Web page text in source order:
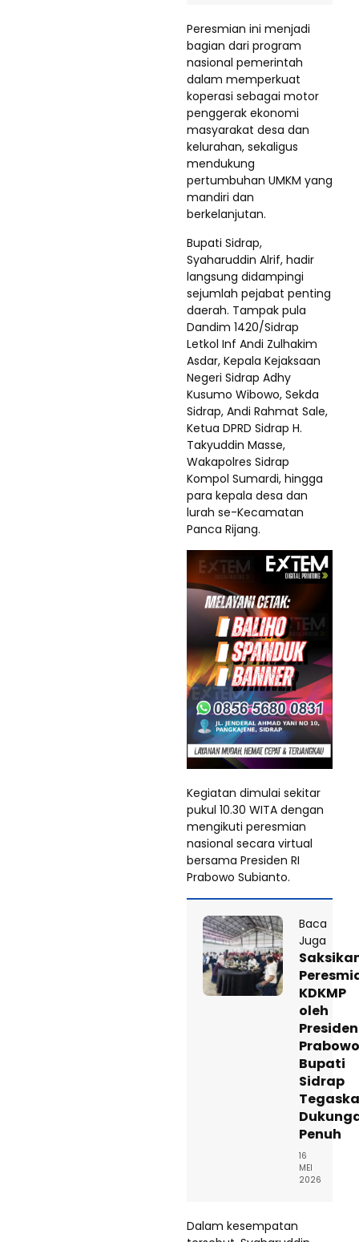
Peresmian ini menjadi
bagian dari program
nasional pemerintah
dalam memperkuat
koperasi sebagai motor
penggerak ekonomi
masyarakat desa dan
kelurahan, sekaligus
mendukung
pertumbuhan UMKM yang
mandiri dan
berkelanjutan.
Bupati Sidrap,
Syaharuddin Alrif, hadir
langsung didampingi
sejumlah pejabat penting
daerah. Tampak pula
Dandim 1420/Sidrap
Letkol Inf Andi Zulhakim
Asdar, Kepala Kejaksaan
Negeri Sidrap Adhy
Kusumo Wibowo, Sekda
Sidrap, Andi Rahmat Sale,
Ketua DPRD Sidrap H.
Takyuddin Masse,
Wakapolres Sidrap
Kompol Sumardi, hingga
para kepala desa dan
lurah se-Kecamatan
Panca Rijang.
Kegiatan dimulai sekitar
pukul 10.30 WITA dengan
mengikuti peresmian
nasional secara virtual
bersama Presiden RI
Prabowo Subianto.
Baca
Juga
KDKMP
oleh
Presiden
Bupati
Sidrap
Penuh
16
MEI
2026
Dalam kesempatan